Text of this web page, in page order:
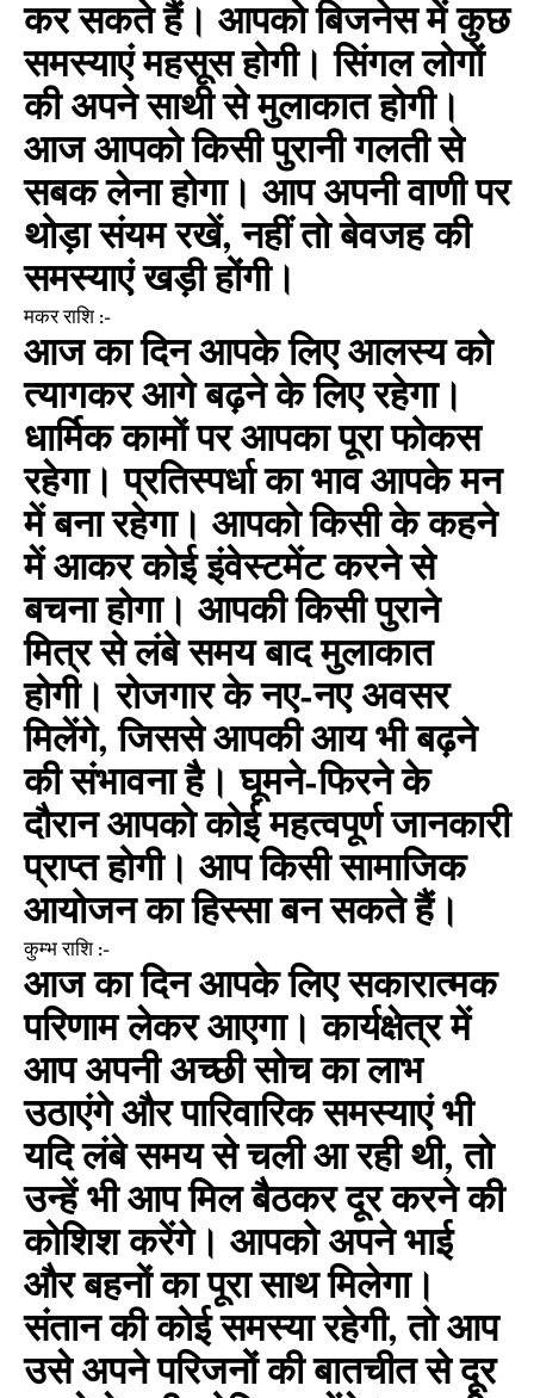
कर सकते हैं। आपको बिजनेस में कुछ
समस्याएं महसूस होगी। सिंगल लोगों
की अपने साथी से मुलाकात होगी।
आज आपको किसी पुरानी गलती से
सबक लेना होगा। आप अपनी वाणी पर
थोड़ा संयम रखें, नहीं तो बेवजह की
समस्याएं खड़ी होंगी।
मकर राशि :-
आज का दिन आपके लिए आलस्य को
त्यागकर आगे बढ़ने के लिए रहेगा।
धार्मिक कामों पर आपका पूरा फोकस
रहेगा। प्रतिस्पर्धा का भाव आपके मन
में बना रहेगा। आपको किसी के कहने
में आकर कोई इंवेस्टमेंट करने से
बचना होगा। आपकी किसी पुराने
मित्र से लंबे समय बाद मुलाकात
होगी। रोजगार के नए-नए अवसर
मिलेंगे, जिससे आपकी आय भी बढ़ने
की संभावना है। घूमने-फिरने के
दौरान आपको कोई महत्वपूर्ण जानकारी
प्राप्त होगी। आप किसी सामाजिक
आयोजन का हिस्सा बन सकते हैं।
कुम्भ राशि :-
आज का दिन आपके लिए सकारात्मक
परिणाम लेकर आएगा। कार्यक्षेत्र में
आप अपनी अच्छी सोच का लाभ
उठाएंगे और पारिवारिक समस्याएं भी
यदि लंबे समय से चली आ रही थी, तो
उन्हें भी आप मिल बैठकर दूर करने की
कोशिश करेंगे। आपको अपने भाई
और बहनों का पूरा साथ मिलेगा।
संतान की कोई समस्या रहेगी, तो आप
उसे अपने परिजनों की बातचीत से दूर